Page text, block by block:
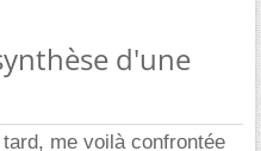
d'une
me voilà confrontée